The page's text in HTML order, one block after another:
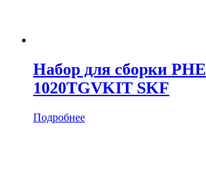
Набор для сборки PHE
1020TGVKIT SKF
Подробнее